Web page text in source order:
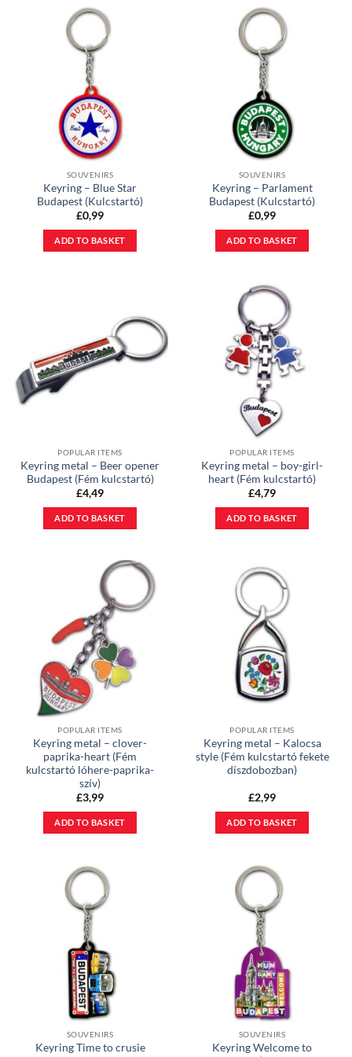
SOUVENIRS
Keyring – Blue Star
Budapest (Kulcstartó)
£0,99
ADD TO BASKET
SOUVENIRS
Keyring – Parlament
Budapest (Kulcstartó)
£0,99
ADD TO BASKET
POPULAR ITEMS
Keyring metal – Beer opener
Budapest (Fém kulcstartó)
£4,49
ADD TO BASKET
POPULAR ITEMS
Keyring metal – boy-girl-
heart (Fém kulcstartó)
£4,79
ADD TO BASKET
POPULAR ITEMS
Keyring metal – clover-
paprika-heart (Fém
kulcstartó lóhere-paprika-
szív)
£3,99
ADD TO BASKET
POPULAR ITEMS
Keyring metal – Kalocsa
style (Fém kulcstartó fekete
díszdobozban)
£2,99
ADD TO BASKET
SOUVENIRS
Keyring Time to crusie
SOUVENIRS
Keyring Welcome to